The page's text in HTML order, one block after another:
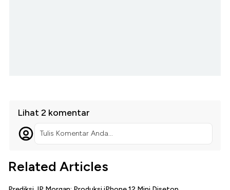
Lihat 2 komentar
Tulis Komentar Anda...
Related Articles